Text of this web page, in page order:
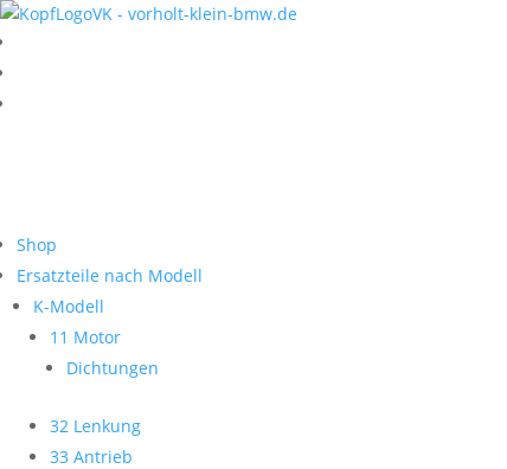
Shop
Ersatzteile nach Modell
K-Modell
11 Motor
Dichtungen
32 Lenkung
33 Antrieb